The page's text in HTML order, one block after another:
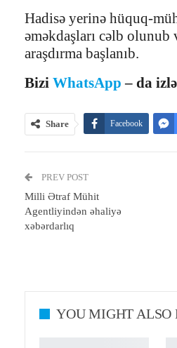
Hadisə yerinə hüquq-
əməkdaşları cəlb olunub
araşdırma başlanıb.
Bizi WhatsApp – da
Share Facebook
Email
PREV POST
Milli Ətraf Mühit
Agentliyindən əhaliyə
xəbərdarlıq
YOU MIGHT ALSO